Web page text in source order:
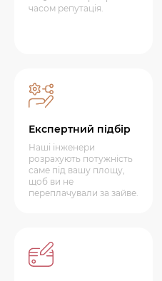
часом репутація.
Експертний підбір
Наші інженери
розрахують потужність
саме під вашу площу,
щоб ви не
переплачували за зайве.